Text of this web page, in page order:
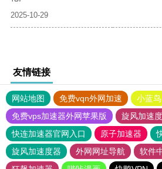
2025-10-29
友情链接
网站地图 免费vqn外网加速
小蓝鸟
免费vps加速器外网苹果版
旋风加速
快连加速器官网入口
原子加速器
旋风加速度器
外网网址导航 软件